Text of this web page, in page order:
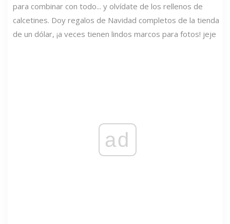
para combinar con todo... y olvídate de los rellenos de
calcetines. Doy regalos de Navidad completos de la tienda
de un dólar, ¡a veces tienen lindos marcos para fotos! jeje
ad